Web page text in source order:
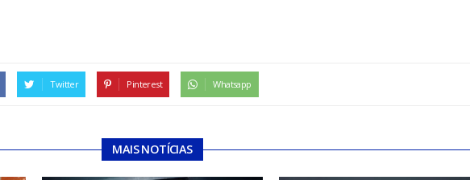
Twitter Pinterest Whatsapp
MAIS NOTÍCIAS